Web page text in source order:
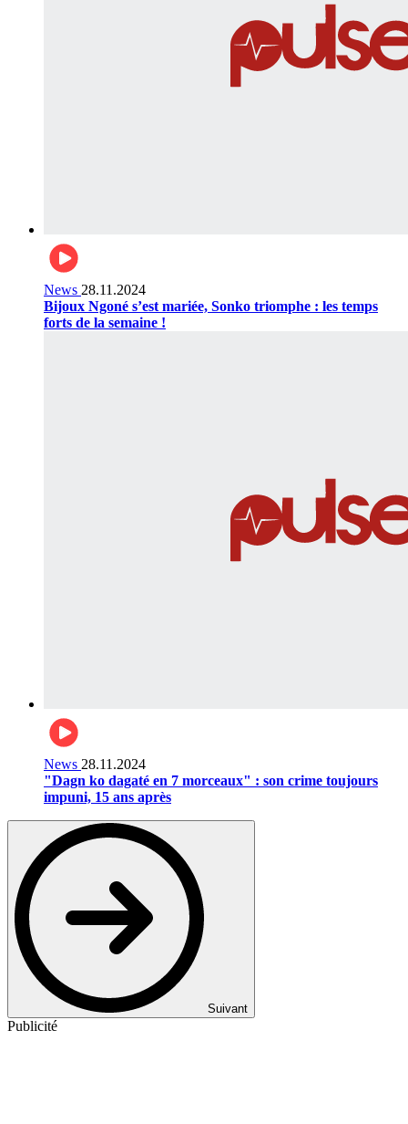
News 28.11.2024
Bijoux Ngoné s’est mariée, Sonko triomphe : les temps
forts de la semaine !
News 28.11.2024
"Dagn ko dagaté en 7 morceaux" : son crime toujours
impuni, 15 ans après
Suivant
Publicité